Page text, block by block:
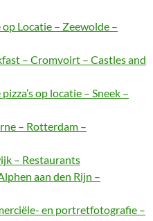
Locatie – Zeewolde –
– Cromvoirt – Castles and
op locatie – Sneek –
– Rotterdam –
– Restaurants
aan den Rijn –
en portretfotografie –